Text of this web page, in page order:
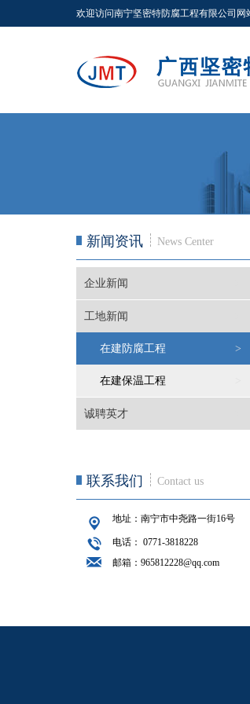
欢迎访问南宁坚密特防腐工程有限公司网
新闻资讯 News Center
企业新闻
工地新闻
在建防腐工程 >
在建保温工程
诚聘英才
联系我们 Contact us
地址：南宁市中尧路一街16号
电话： 0771-3818228
邮箱：965812228@qq.com